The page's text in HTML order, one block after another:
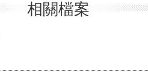
相關檔案